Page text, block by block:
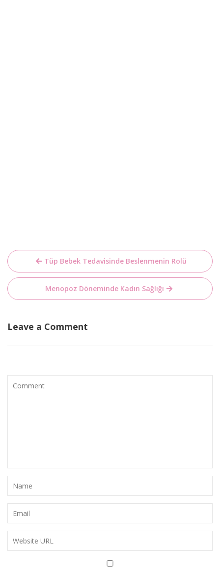
Yazı
gezinmesi
Tüp Bebek Tedavisinde Beslenmenin Rolü
Menopoz Döneminde Kadın Sağlığı
Leave a Comment